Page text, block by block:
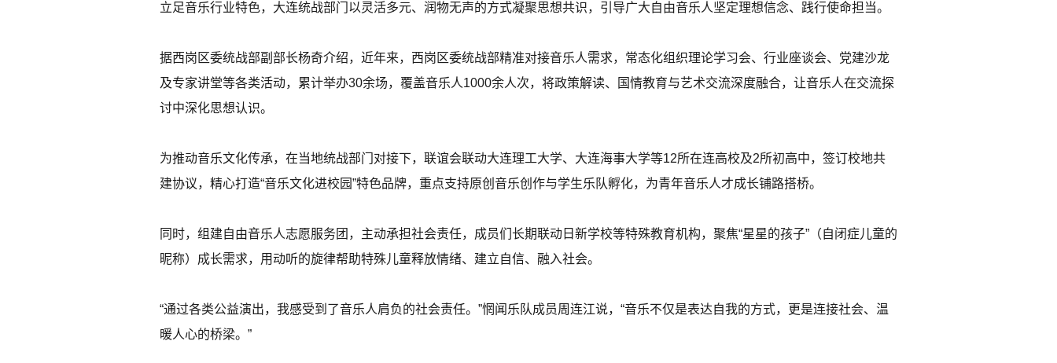
立足音乐行业特色，大连统战部门以灵活多元、润物无声的方式凝聚思想共识，引导广大自由音乐人坚定理想信念、践行使命担当。
据西岗区委统战部副部长杨奇介绍，近年来，西岗区委统战部精准对接音乐人需求，常态化组织理论学习会、行业座谈会、党建沙龙
及专家讲堂等各类活动，累计举办30余场，覆盖音乐人1000余人次，将政策解读、国情教育与艺术交流深度融合，让音乐人在交流探
讨中深化思想认识。
为推动音乐文化传承，在当地统战部门对接下，联谊会联动大连理工大学、大连海事大学等12所在连高校及2所初高中，签订校地共
建协议，精心打造“音乐文化进校园”特色品牌，重点支持原创音乐创作与学生乐队孵化，为青年音乐人才成长铺路搭桥。
同时，组建自由音乐人志愿服务团，主动承担社会责任，成员们长期联动日新学校等特殊教育机构，聚焦“星星的孩子”（自闭症儿童的
昵称）成长需求，用动听的旋律帮助特殊儿童释放情绪、建立自信、融入社会。
“通过各类公益演出，我感受到了音乐人肩负的社会责任。”惘闻乐队成员周连江说，“音乐不仅是表达自我的方式，更是连接社会、温
暖人心的桥梁。”